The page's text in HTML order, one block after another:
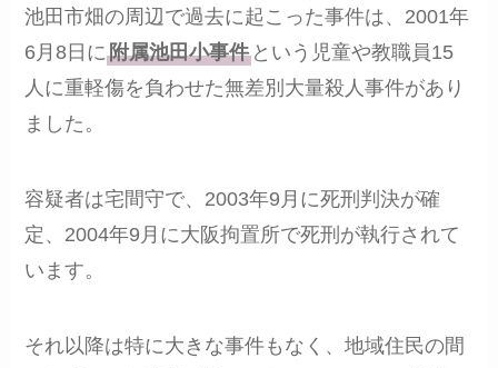
池田市畑の周辺で過去に起こった事件は、2001年
6月8日に附属池田小事件 という児童や教職員15
人に重軽傷を負わせた無差別大量殺人事件があり
ました。
容疑者は宅間守で、2003年9月に死刑判決が確
定、2004年9月に大阪拘置所で死刑が執行されて
います。
それ以降は特に大きな事件もなく、地域住民の間